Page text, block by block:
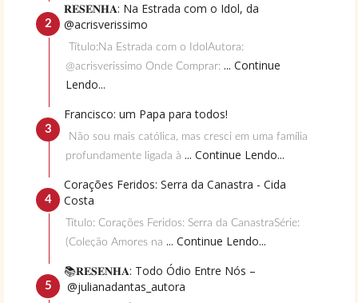
𝐑𝐄𝐒𝐄𝐍𝐇𝐀: Na Estrada com o Idol, da
@acrisverissimo
Título:Na Estrada com o IdolAutora:
@acrisverissimo Onde Comprar: ... Continue
Lendo...
Francisco: um Papa para todos!
Não sou mais católica, mas cresci em uma família
profundamente ligada à ... Continue Lendo...
Corações Feridos: Serra da Canastra - Cida
Costa
Título: Corações Feridos: Serra da CanastraSérie:
(Coleção Amores na ... Continue Lendo...
📚𝐑𝐄𝐒𝐄𝐍𝐇𝐀: Todo Ódio Entre Nós –
@julianadantas_autora